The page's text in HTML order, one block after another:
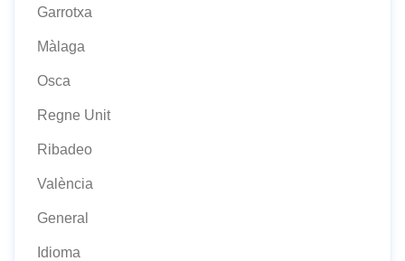
Garrotxa
Màlaga
Osca
Regne Unit
Ribadeo
València
General
Idioma